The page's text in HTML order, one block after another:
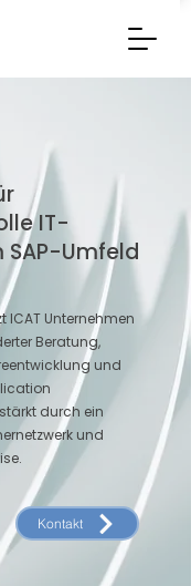
IT-
SAP-Umfeld
ICAT Unternehmen
Beratung,
und
durch ein
und
Kontakt